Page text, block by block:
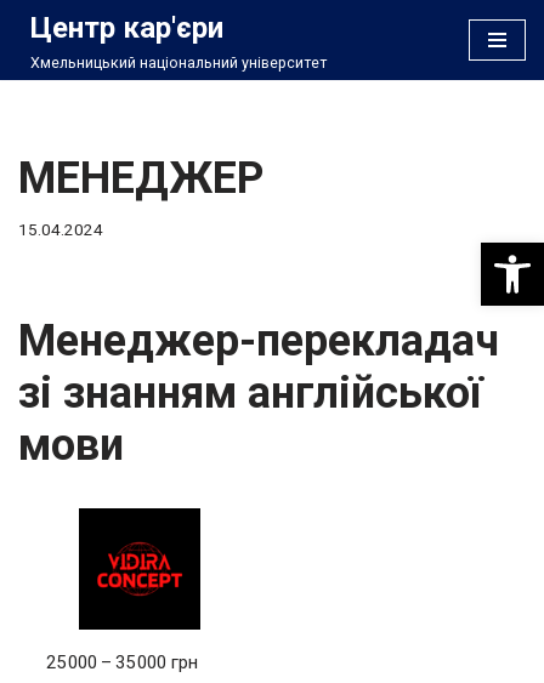
Перейти
Центр кар'єри
Хмельницький національний університет
МЕНЕДЖЕР
15.04.2024
Менеджер-перекладач
зі знанням англійської
мови
25 000 – 35 000 грн